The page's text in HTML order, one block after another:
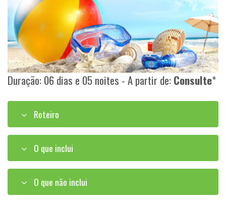
Duração: 06 dias e 05 noites - A partir de:Consulte*
Roteiro
O que inclui
O que não inclui